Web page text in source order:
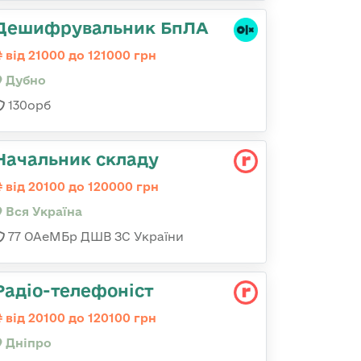
БпЛА
від 21000 до 121000 грн
Дубно
130орб
складу
від 20100 до 120000 грн
Вся Україна
77 ОАеМБр ДШВ ЗС України
телефоніст
від 20100 до 120100 грн
Дніпро